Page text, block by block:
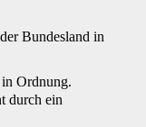
Bundesland in
Ordnung.
durch ein